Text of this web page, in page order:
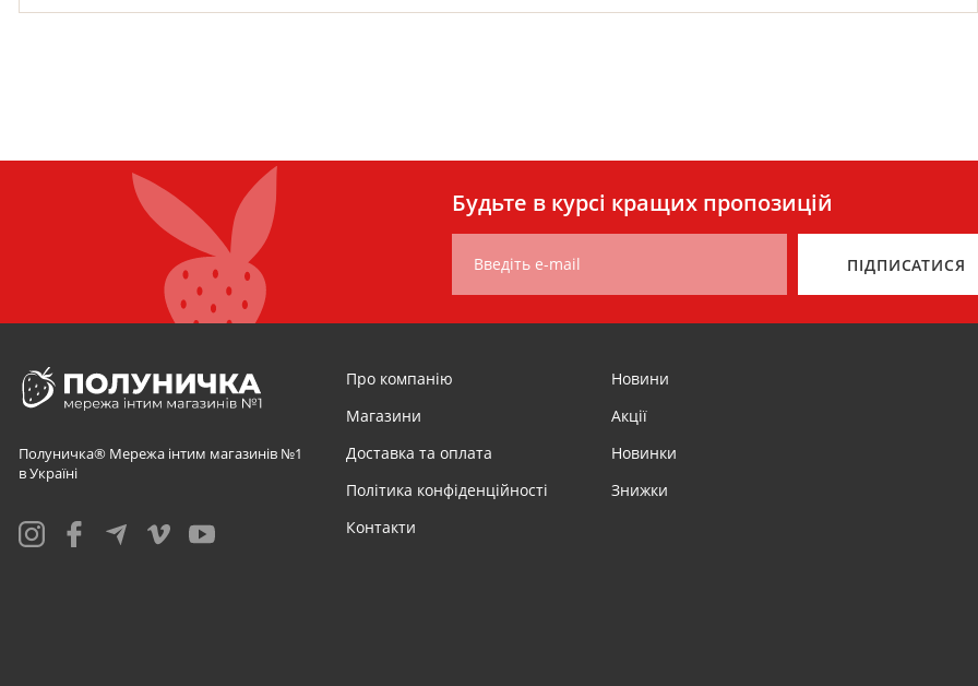
Будьте в курсі кращих пропозицій
Введіть e-mail ПІДПИСАТИСЯ
Полуничка® Мережа інтим магазинів №1
в Україні
Про компанію
Магазини
Доставка та оплата
Політика конфіденційності
Контакти
Новини
Акції
Новинки
Знижки